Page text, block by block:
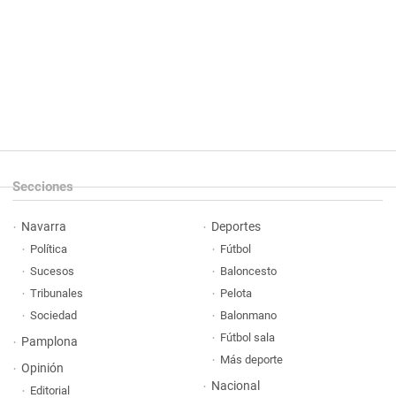
Secciones
Navarra
Política
Sucesos
Tribunales
Sociedad
Pamplona
Opinión
Editorial
Deportes
Fútbol
Baloncesto
Pelota
Balonmano
Fútbol sala
Más deporte
Nacional